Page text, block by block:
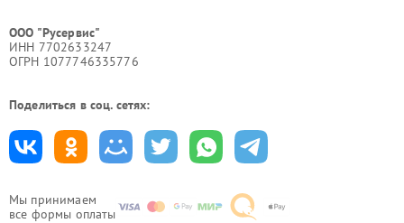
Мы принимаем
все формы оплаты
ООО "Русервис"
ИНН 7702633247
ОГРН 1077746335776
Поделиться в соц. сетях: